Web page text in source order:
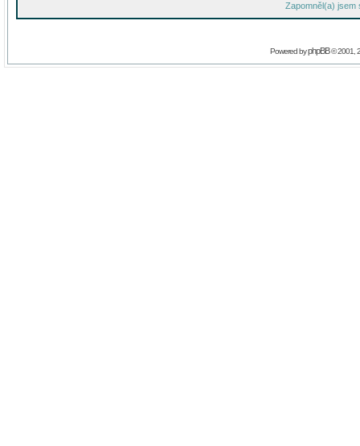
Zapomněl(a) jsem
Powered byphpBB© 2001,